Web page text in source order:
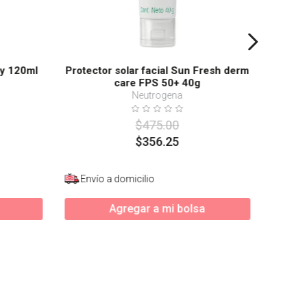
120ml
Protector solar facial Sun Fresh derm
care FPS 50+ 40g
Neutrogena
$475.00
$356.25
Envío a domicilio
Agregar a mi bolsa